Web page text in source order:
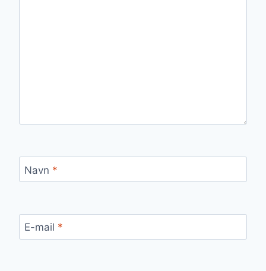
Navn *
E-mail *